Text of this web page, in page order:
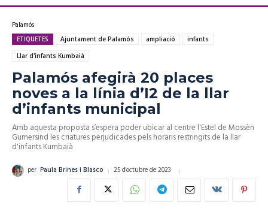
Palamós
ETIQUETES Ajuntament de Palamós ampliació
infants
Llar d'infants Kumbaià
Palamós afegirà 20 places
noves a la línia d’I2 de la llar
d’infants municipal
Amb aquesta proposta s’espera poder ubicar al centre l'Estel de Mossèn
Gumersind les criatures perjudicades pels horaris restringits de la llar
d'infants Kumbaià
per Paula Brines i Blasco 25 d'octubre de 2023